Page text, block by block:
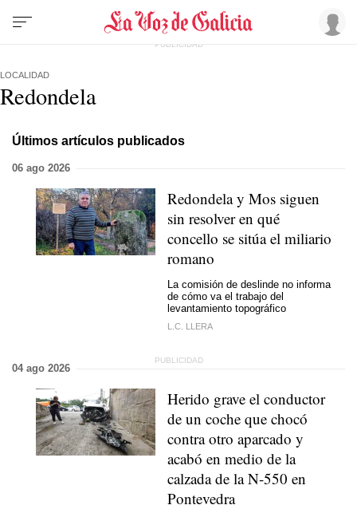
LOCALIDAD
Redondela
Últimos artículos publicados
06 ago 2026
Redondela y Mos siguen
sin resolver en qué
concello se sitúa el miliario
romano
La comisión de deslinde no informa
de cómo va el trabajo del
levantamiento topográfico
L.C. LLERA
04 ago 2026
Herido grave el conductor
de un coche que chocó
contra otro aparcado y
acabó en medio de la
calzada de la N-550 en
Pontevedra